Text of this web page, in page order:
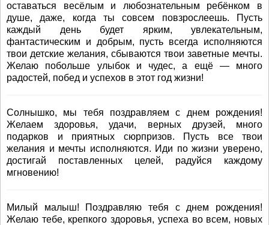
оставаться весёлым и любознательным ребёнком в
душе, даже, когда ты совсем повзрослеешь. Пусть
каждый день будет ярким, увлекательным,
фантастическим и добрым, пусть всегда исполняются
твои детские желания, сбываются твои заветные мечты.
Желаю побольше улыбок и чудес, а ещё — много
радостей, побед и успехов в этот год жизни!
Солнышко, мы тебя поздравляем с днем рождения!
Желаем здоровья, удачи, верных друзей, много
подарков и приятных сюрпризов. Пусть все твои
желания и мечты исполняются. Иди по жизни уверено,
достигай поставленных целей, радуйся каждому
мгновению!
Милый малыш! Поздравляю тебя с днем рождения!
Желаю тебе, крепкого здоровья, успеха во всем, новых